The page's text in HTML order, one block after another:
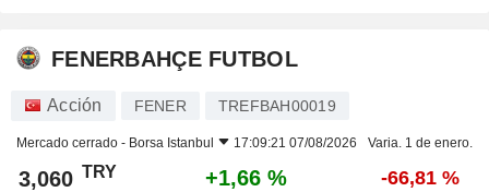
FENERBAHÇE FUTBOL
Acción FENER TREFBAH00019
Mercado cerrado - Borsa Istanbul 17:09:21 07/08/2026 Varia. 1 de enero.
3,060 TRY +1,66 % -66,81 %